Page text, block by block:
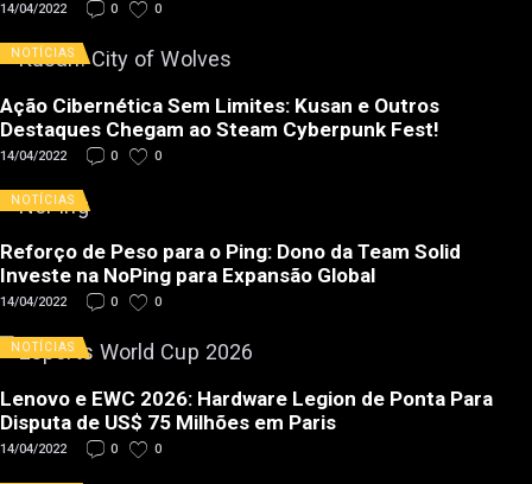
14/04/2022 0 0
NOTÍCIAS
Ação Cibernética Sem Limites: Kusan e Outros
Destaques Chegam ao Steam Cyberpunk Fest!
14/04/2022 0 0
NOTÍCIAS
Reforço de Peso para o Ping: Dono da Team Solid
Investe na NoPing para Expansão Global
14/04/2022 0 0
NOTÍCIAS
Lenovo e EWC 2026: Hardware Legion de Ponta Para
Disputa de US$ 75 Milhões em Paris
14/04/2022 0 0